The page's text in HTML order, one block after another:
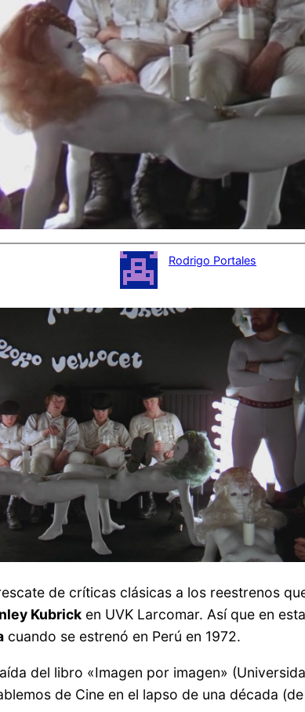
Rodrigo Portales
de críticas clásicas a los reestrenos
Kubrick en UVK Larcomar. Así que en
cuando se estrenó en Perú en 1972.
del libro «Imagen por imagen»
de Cine en el lapso de una década